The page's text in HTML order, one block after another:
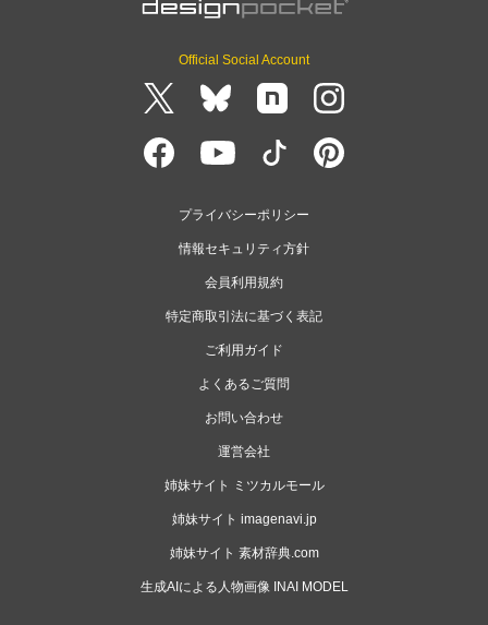
Official Social Account
プライバシーポリシー
情報セキュリティ方針
会員利用規約
特定商取引法に基づく表記
ご利用ガイド
よくあるご質問
お問い合わせ
運営会社
姉妹サイト ミツカルモール
姉妹サイト imagenavi.jp
姉妹サイト 素材辞典.com
生成AIによる人物画像 INAI MODEL